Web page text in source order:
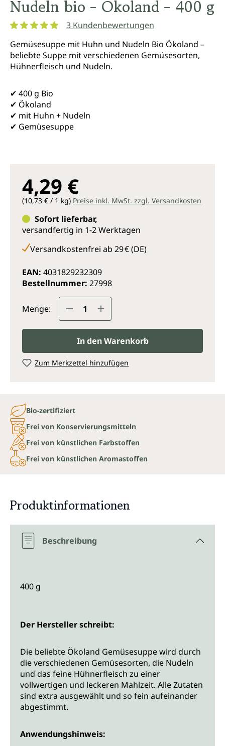
Nudeln bio - Ökoland - 400 g
3 Kundenbewertungen
Gemüsesuppe mit Huhn und Nudeln Bio Ökoland –
beliebte Suppe mit verschiedenen Gemüsesorten,
Hühnerfleisch und Nudeln.
✔ 400 g Bio
✔ Ökoland
✔ mit Huhn + Nudeln
✔ Gemüsesuppe
4,29 €
(10,73 € / 1 kg) Preise inkl. MwSt. zzgl. Versandkosten
Sofort lieferbar,
versandfertig in 1-2 Werktagen
Versandkostenfrei ab 29 € (DE)
EAN: 4031829232309
Bestellnummer: 27998
Menge: Produkt Anzahl: Gib den
In den Warenkorb
Zum Merkzettel hinzufügen
Bio-zertifiziert
Frei von Konservierungsmitteln
Frei von künstlichen Farbstoffen
Frei von künstlichen Aromastoffen
Produktinformationen
Beschreibung
400 g
Der Hersteller schreibt:
Die beliebte Ökoland Gemüsesuppe wird durch
die verschiedenen Gemüsesorten, die Nudeln
und das feine Hühnerfleisch zu einer
vollwertigen und leckeren Mahlzeit. Alle Zutaten
sind extra ausgewählt und so fein aufeinander
abgestimmt.
Anwendungshinweis: